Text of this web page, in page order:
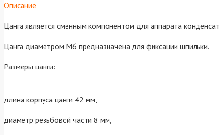
Описание
Цанга является сменным компонентом для аппарата
Цанга диаметром M6 предназначена для фиксации шпильки.
Размеры цанги:
длина корпуса цанги 42 мм,
диаметр резьбовой части 8 мм,